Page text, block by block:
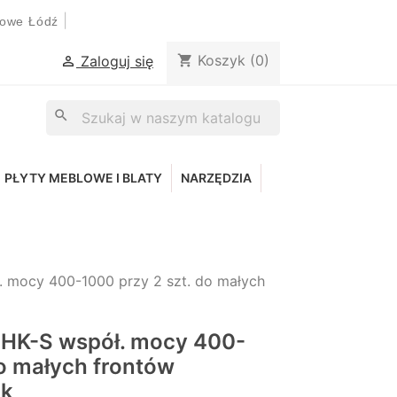
Łódź
 Zaloguj się shopping_cart Koszyk (0)
search
PŁYTY MEBLOWE I BLATY
NARZĘDZIA
mocy 400-1000 przy 2 szt. do małych
S współ. mocy 400-
małych frontów